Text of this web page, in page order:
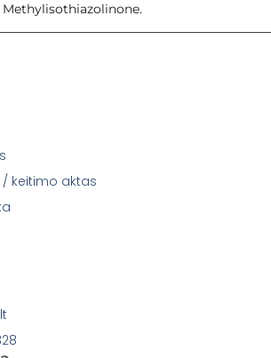
Methylisothiazolinone.
/ keitimo aktas